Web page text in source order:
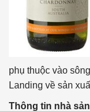
phụ thuộc vào
Landing về sản
Thông tin nhà